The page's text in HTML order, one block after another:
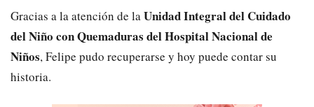
Gracias a la atención de laUnidad Integral del Cuidado
del Niño con Quemaduras del Hospital Nacional de
Niños, Felipe pudo recuperarse y hoy puede contar su
historia.